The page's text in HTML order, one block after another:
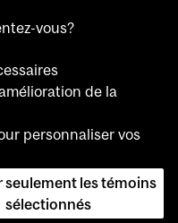
vous?
de la
personnaliser vos
seulement les témoins
sélectionnés